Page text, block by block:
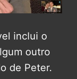
inclui o
outro
de Peter.